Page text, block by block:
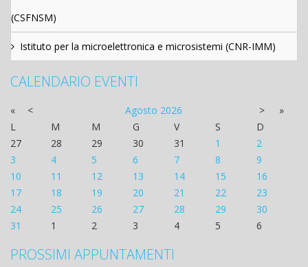
(CSFNSM)
Istituto per la microelettronica e microsistemi (CNR-IMM)
CALENDARIO EVENTI
« < Agosto 2026 >
»
L
M M G V S
D
27
28 29 30 31 1
2
3
4 5 6 7 8
9
10
11 12 13 14 15
16
17
18 19 20 21 22
23
24
25 26 27 28 29
30
31
1 2 3 4 5 6
PROSSIMI APPUNTAMENTI